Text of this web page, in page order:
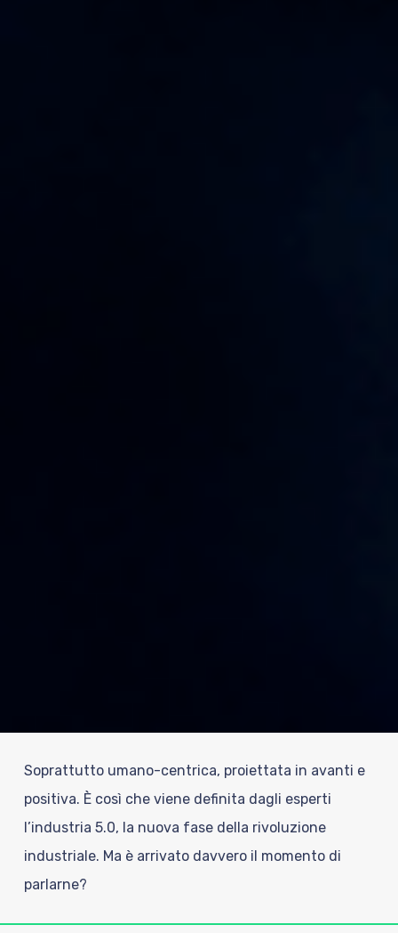
Soprattutto umano-centrica, proiettata in avanti e
positiva. È così che viene definita dagli esperti
l’industria 5.0, la nuova fase della rivoluzione
industriale. Ma è arrivato davvero il momento di
parlarne?